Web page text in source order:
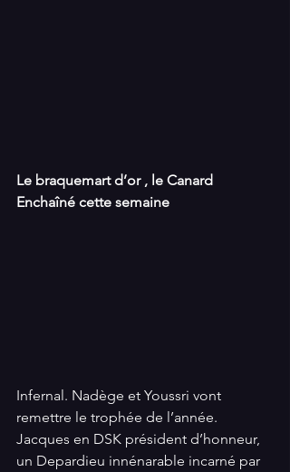
Le braquemart d’or , le Canard
Enchaîné cette semaine
Infernal. Nadège et Youssri vont
remettre le trophée de l’année.
Jacques en DSK président d’honneur,
un Depardieu innénarable incarné par